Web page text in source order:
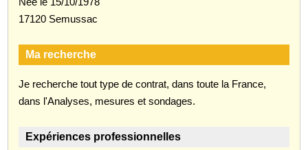
17120 Semussac
Ma recherche
Je recherche tout type de contrat, dans toute la France,
dans l'Analyses, mesures et sondages.
Expériences professionnelles